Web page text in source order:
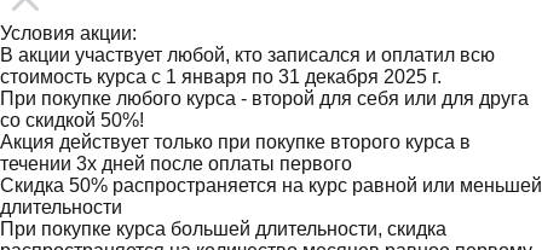
Условия акции:
В акции участвует любой, кто записался и оплатил всю
стоимость курса с 1 января по 31 декабря 2025 г.
При покупке любого курса - второй для себя или для друга
со скидкой 50%!
Акция действует только при покупке второго курса в
течении 3х дней после оплаты первого
Скидка 50% распространяется на курс равной или меньшей
длительности
При покупке курса большей длительности, скидка